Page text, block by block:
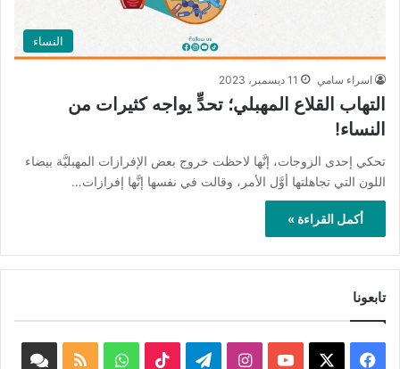
النساء
اسراء سامي 11 ديسمبر، 2023
التهاب القلاع المهبلي؛ تحدٍّ يواجه كثيرات من
النساء!
تحكي إحدى الزوجات، إنَّها لاحظت خروج بعض الإفرازات المهبليَّة بيضاء
اللون التي تجاهلتها أوَّل الأمر، وقالت في نفسها إنَّها إفرازات…
أكمل القراءة »
تابعونا
فيسبوك ‫YouTubeانستقرامتيلقرام ‫TikTokواتسابملخص